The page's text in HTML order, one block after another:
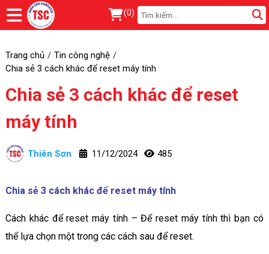
(0)
Trang chủ
Tin công nghệ
Chia sẻ 3 cách khác để reset máy tính
Chia sẻ 3 cách khác để reset
máy tính
Thiên Sơn 11/12/2024 485
Chia sẻ 3 cách khác để reset máy tính
Cách khác để reset máy tính – Để reset máy tính thì bạn có
thể lựa chọn một trong các cách sau để reset.